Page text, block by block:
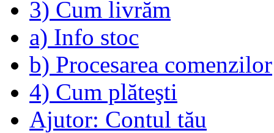
3) Cum livrăm
a) Info stoc
b) Procesarea comenzilor
4) Cum plăteşti
Ajutor: Contul tău